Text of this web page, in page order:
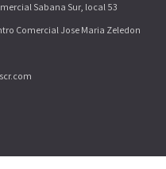
Sabana Sur, local 53
Comercial Jose Maria Zeledon